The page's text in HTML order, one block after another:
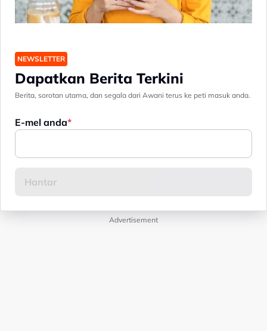
NEWSLETTER
Dapatkan Berita Terkini
Berita, sorotan utama, dan segala dari Awani terus ke peti masuk anda.
E-mel anda
Advertisement